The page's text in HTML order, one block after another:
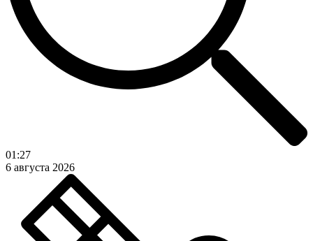
01:27
6 августа 2026